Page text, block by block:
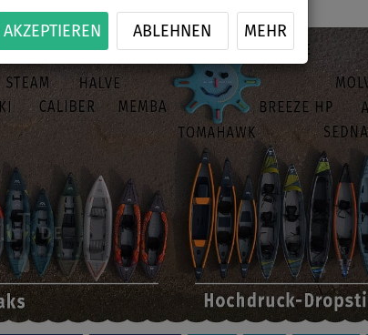
AKZEPTIEREN ABLEHNEN MEHR